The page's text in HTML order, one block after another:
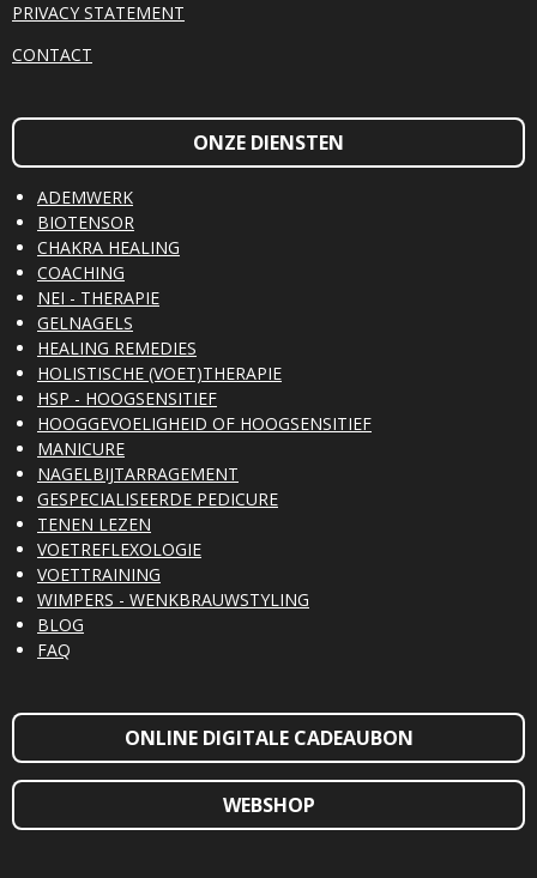
PRIVACY STATEMENT
CONTACT
ONZE DIENSTEN
ADEMWERK
BIOTENSOR
CHAKRA HEALING
COACHING
NEI - THERAPIE
GELNAGELS
HEALING REMEDIES
HOLISTISCHE (VOET)THERAPIE
HSP - HOOGSENSITIEF
HOOGGEVOELIGHEID OF HOOGSENSITIEF
MANICURE
NAGELBIJTARRAGEMENT
GESPECIALISEERDE PEDICURE
TENEN LEZEN
VOETREFLEXOLOGIE
VOETTRAINING
WIMPERS - WENKBRAUWSTYLING
BLOG
FAQ
ONLINE DIGITALE CADEAUBON
WEBSHOP